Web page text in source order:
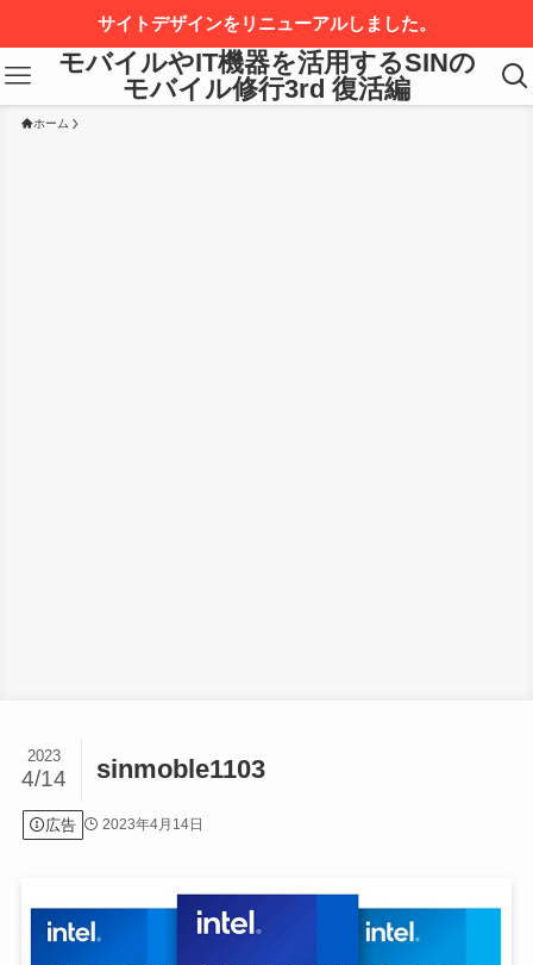
サイトデザインをリニューアルしました。
モバイルやIT機器を活用するSINの
モバイル修行3rd 復活編
ホーム
sinmoble1103
2023
4/14
広告 2023年4月14日